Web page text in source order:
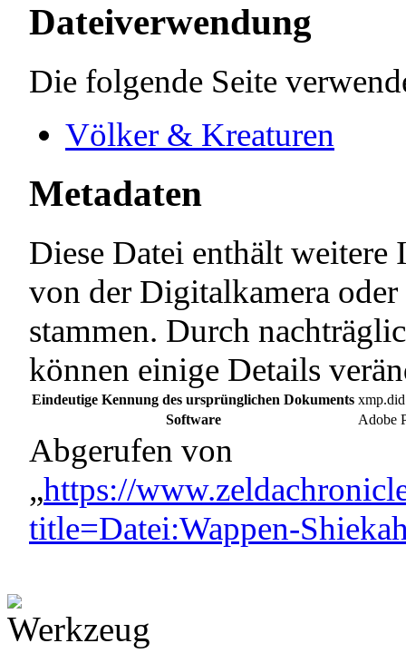
Dateiverwendung
Die folgende Seite
Völker & Kreaturen
Metadaten
Diese Datei enthält
von der Digitalkamera
stammen. Durch
können einige Details
Eindeutige Kennung des ursprünglichen Dokuments
Software
Adobe
Abgerufen von
„https://
title=Datei:Wappen-